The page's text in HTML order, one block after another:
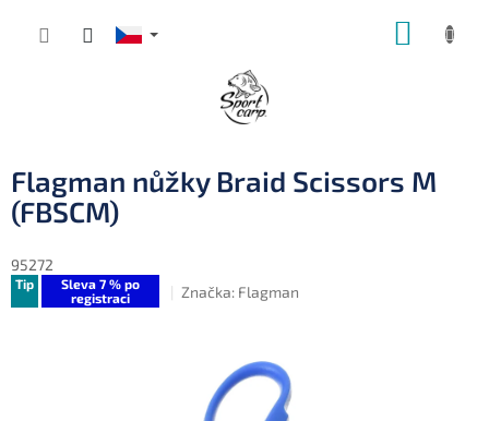
Flagman nůžky Braid Scissors M
(FBSCM)
95272
Tip
Sleva 7 % po
registraci
Značka: Flagman